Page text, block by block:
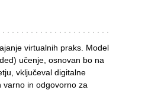
virtualnih praks. Model
učenje, osnovan bo na
vključeval digitalne
varno in odgovorno za